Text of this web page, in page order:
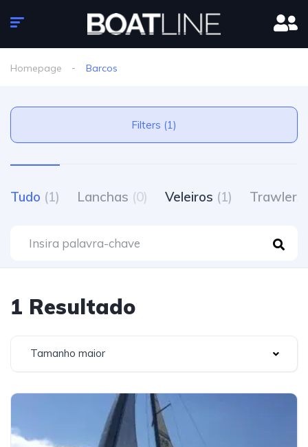
Homepage Barcos
Filters (1)
Tudo (1) Lanchas (0) Veleiros (1) Trawlers
1 Resultado
Tamanho maior